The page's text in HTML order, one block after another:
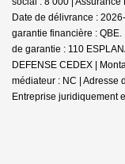
Date de délivrance :
garantie financière :
de garantie : 110
DEFENSE CEDEX |
médiateur : NC | Adresse
Entreprise juridiquement